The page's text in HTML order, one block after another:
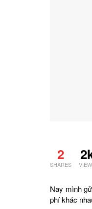
2
SHARES
Nay mình
phí khác